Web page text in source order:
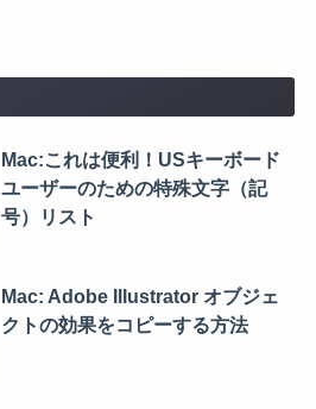
Mac:これは便利！USキーボード
ユーザーのための特殊文字（記
号）リスト
Mac: Adobe Illustrator オブジェ
クトの効果をコピーする方法